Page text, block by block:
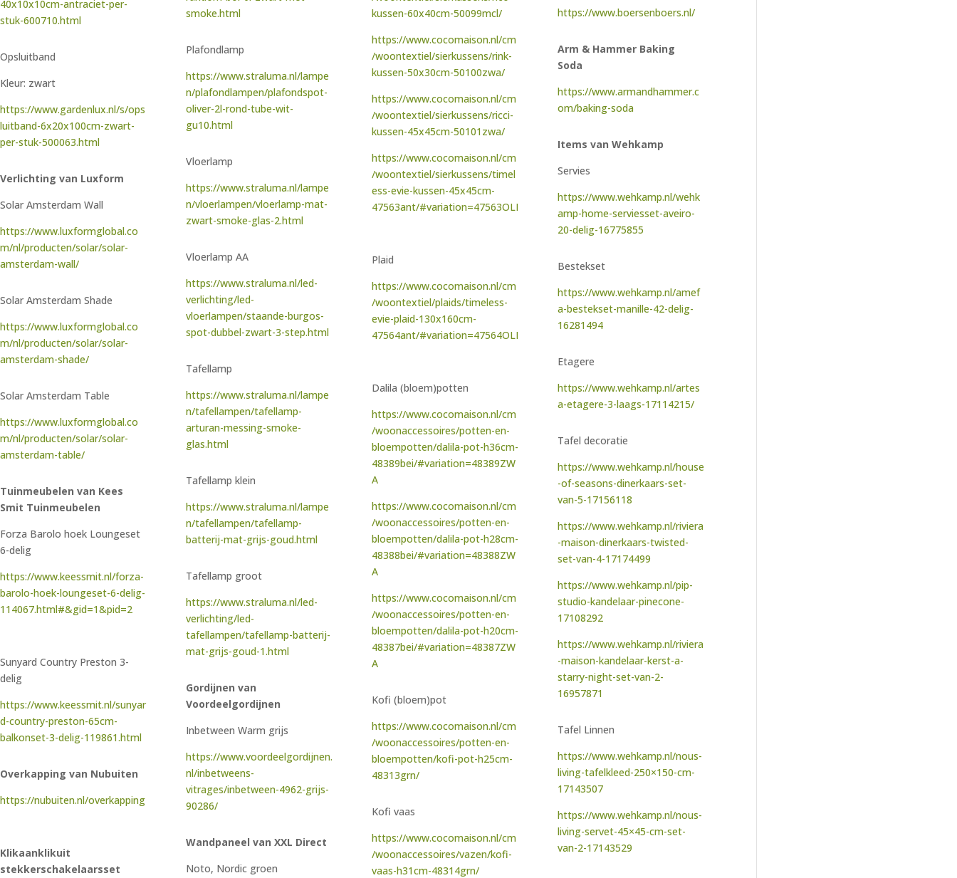
40x10x10cm-antraciet-per-
stuk-600710.html
Opsluitband
Kleur: zwart
https://www.gardenlux.nl/s/ops
luitband-6x20x100cm-zwart-
per-stuk-500063.html
Verlichting van Luxform
Solar Amsterdam Wall
https://www.luxformglobal.co
m/nl/producten/solar/solar-
amsterdam-wall/
Solar Amsterdam Shade
https://www.luxformglobal.co
m/nl/producten/solar/solar-
amsterdam-shade/
Solar Amsterdam Table
https://www.luxformglobal.co
m/nl/producten/solar/solar-
amsterdam-table/
Tuinmeubelen van Kees
Smit Tuinmeubelen
Forza Barolo hoek Loungeset
6-delig
https://www.keessmit.nl/forza-
barolo-hoek-loungeset-6-delig-
114067.html#&gid=1&pid=2
Sunyard Country Preston 3-
delig
https://www.keessmit.nl/sunyar
d-country-preston-65cm-
balkonset-3-delig-119861.html
Overkapping van Nubuiten
https://nubuiten.nl/overkapping
Klikaanklikuit
stekkerschakelaarsset
smoke.html
Plafondlamp
https://www.straluma.nl/lampe
n/plafondlampen/plafondspot-
oliver-2l-rond-tube-wit-
gu10.html
Vloerlamp
https://www.straluma.nl/lampe
n/vloerlampen/vloerlamp-mat-
zwart-smoke-glas-2.html
Vloerlamp AA
https://www.straluma.nl/led-
verlichting/led-
vloerlampen/staande-burgos-
spot-dubbel-zwart-3-step.html
Tafellamp
https://www.straluma.nl/lampe
n/tafellampen/tafellamp-
arturan-messing-smoke-
glas.html
Tafellamp klein
https://www.straluma.nl/lampe
n/tafellampen/tafellamp-
batterij-mat-grijs-goud.html
Tafellamp groot
https://www.straluma.nl/led-
verlichting/led-
tafellampen/tafellamp-batterij-
mat-grijs-goud-1.html
Gordijnen van
Voordeelgordijnen
Inbetween Warm grijs
https://www.voordeelgordijnen.
nl/inbetweens-
vitrages/inbetween-4962-grijs-
90286/
Wandpaneel van XXL Direct
Noto, Nordic groen
kussen-60x40cm-50099mcl/
https://www.cocomaison.nl/cm
/woontextiel/sierkussens/rink-
kussen-50x30cm-50100zwa/
https://www.cocomaison.nl/cm
/woontextiel/sierkussens/ricci-
kussen-45x45cm-50101zwa/
https://www.cocomaison.nl/cm
/woontextiel/sierkussens/timel
ess-evie-kussen-45x45cm-
47563ant/#variation=47563OLI
Plaid
https://www.cocomaison.nl/cm
/woontextiel/plaids/timeless-
evie-plaid-130x160cm-
47564ant/#variation=47564OLI
Dalila (bloem)potten
https://www.cocomaison.nl/cm
/woonaccessoires/potten-en-
bloempotten/dalila-pot-h36cm-
48389bei/#variation=48389ZW
A
https://www.cocomaison.nl/cm
/woonaccessoires/potten-en-
bloempotten/dalila-pot-h28cm-
48388bei/#variation=48388ZW
A
https://www.cocomaison.nl/cm
/woonaccessoires/potten-en-
bloempotten/dalila-pot-h20cm-
48387bei/#variation=48387ZW
A
Kofi (bloem)pot
https://www.cocomaison.nl/cm
/woonaccessoires/potten-en-
bloempotten/kofi-pot-h25cm-
48313grn/
Kofi vaas
https://www.cocomaison.nl/cm
/woonaccessoires/vazen/kofi-
vaas-h31cm-48314grn/
https://www.boersenboers.nl/
Arm & Hammer Baking
Soda
https://www.armandhammer.c
om/baking-soda
Items van Wehkamp
Servies
https://www.wehkamp.nl/wehk
amp-home-serviesset-aveiro-
20-delig-16775855
Bestekset
https://www.wehkamp.nl/amef
a-bestekset-manille-42-delig-
16281494
Etagere
https://www.wehkamp.nl/artes
a-etagere-3-laags-17114215/
Tafel decoratie
https://www.wehkamp.nl/house
-of-seasons-dinerkaars-set-
van-5-17156118
https://www.wehkamp.nl/riviera
-maison-dinerkaars-twisted-
set-van-4-17174499
https://www.wehkamp.nl/pip-
studio-kandelaar-pinecone-
17108292
https://www.wehkamp.nl/riviera
-maison-kandelaar-kerst-a-
starry-night-set-van-2-
16957871
Tafel Linnen
https://www.wehkamp.nl/nous-
living-tafelkleed-250×150-cm-
17143507
https://www.wehkamp.nl/nous-
living-servet-45×45-cm-set-
van-2-17143529